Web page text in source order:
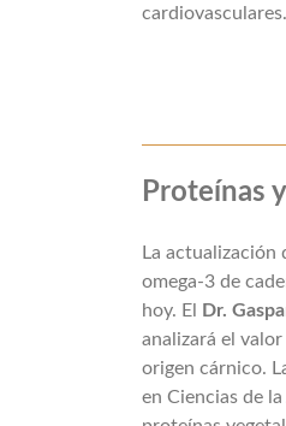
cardiovasculares.
Proteínas
La actualización
omega-3 de
hoy. El
Dr.
analizará el
origen cárnico.
en Ciencias de